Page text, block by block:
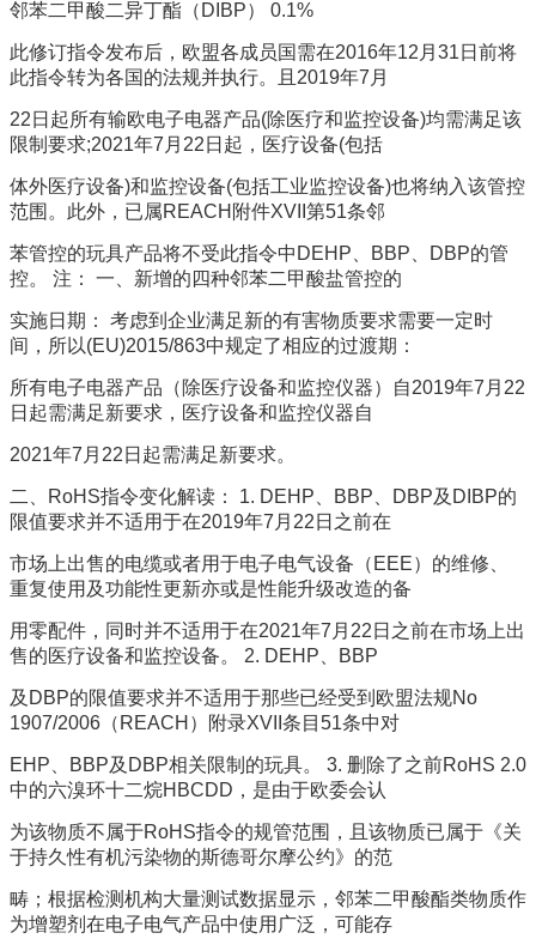
邻苯二甲酸二异丁酯（DIBP） 0.1%
此修订指令发布后，欧盟各成员国需在2016年12月31日前将
此指令转为各国的法规并执行。且2019年7月
22日起所有输欧电子电器产品(除医疗和监控设备)均需满足该
限制要求;2021年7月22日起，医疗设备(包括
体外医疗设备)和监控设备(包括工业监控设备)也将纳入该管控
范围。此外，已属REACH附件XVII第51条邻
苯管控的玩具产品将不受此指令中DEHP、BBP、DBP的管
控。 注： 一、新增的四种邻苯二甲酸盐管控的
实施日期： 考虑到企业满足新的有害物质要求需要一定时
间，所以(EU)2015/863中规定了相应的过渡期：
所有电子电器产品（除医疗设备和监控仪器）自2019年7月22
日起需满足新要求，医疗设备和监控仪器自
2021年7月22日起需满足新要求。
二、RoHS指令变化解读： 1. DEHP、BBP、DBP及DIBP的
限值要求并不适用于在2019年7月22日之前在
市场上出售的电缆或者用于电子电气设备（EEE）的维修、
重复使用及功能性更新亦或是性能升级改造的备
用零配件，同时并不适用于在2021年7月22日之前在市场上出
售的医疗设备和监控设备。 2. DEHP、BBP
及DBP的限值要求并不适用于那些已经受到欧盟法规No
1907/2006（REACH）附录XVII条目51条中对
EHP、BBP及DBP相关限制的玩具。 3. 删除了之前RoHS 2.0
中的六溴环十二烷HBCDD，是由于欧委会认
为该物质不属于RoHS指令的规管范围，且该物质已属于《关
于持久性有机污染物的斯德哥尔摩公约》的范
畴；根据检测机构大量测试数据显示，邻苯二甲酸酯类物质作
为增塑剂在电子电气产品中使用广泛，可能存